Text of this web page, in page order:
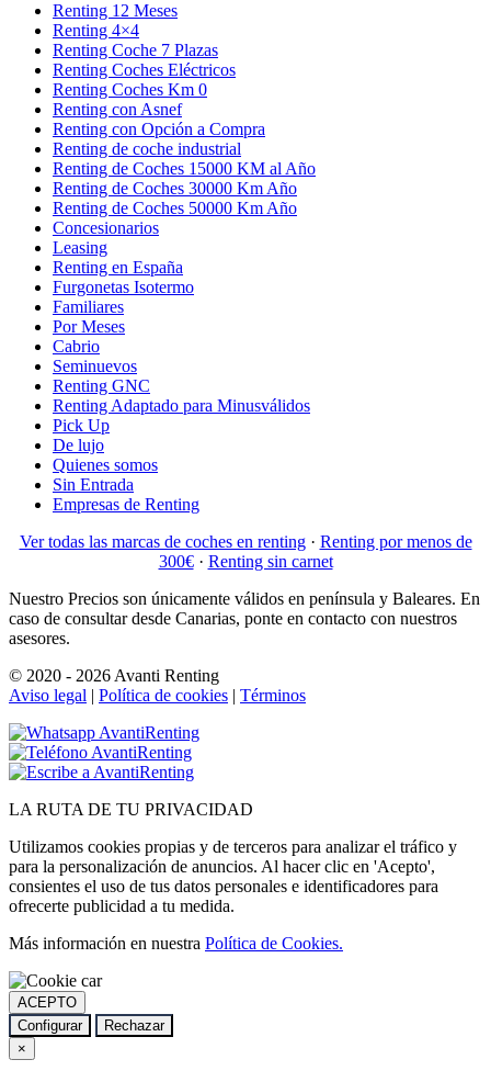
Renting 12 Meses
Renting 4×4
Renting Coche 7 Plazas
Renting Coches Eléctricos
Renting Coches Km 0
Renting con Asnef
Renting con Opción a Compra
Renting de coche industrial
Renting de Coches 15000 KM al Año
Renting de Coches 30000 Km Año
Renting de Coches 50000 Km Año
Concesionarios
Leasing
Renting en España
Furgonetas Isotermo
Familiares
Por Meses
Cabrio
Seminuevos
Renting GNC
Renting Adaptado para Minusválidos
Pick Up
De lujo
Quienes somos
Sin Entrada
Empresas de Renting
Ver todas las marcas de coches en renting· Renting por menos de
300€· Renting sin carnet
Nuestro Precios son únicamente válidos en península y Baleares. En
caso de consultar desde Canarias, ponte en contacto con nuestros
asesores.
© 2020 - 2026 Avanti Renting
Aviso legal | Política de cookies | Términos
LA RUTA DE TU PRIVACIDAD
Utilizamos cookies propias y de terceros para analizar el tráfico y
para la personalización de anuncios. Al hacer clic en 'Acepto',
consientes el uso de tus datos personales e identificadores para
ofrecerte publicidad a tu medida.
Más información en nuestra Política de Cookies.
ACEPTO
Configurar
Rechazar
×